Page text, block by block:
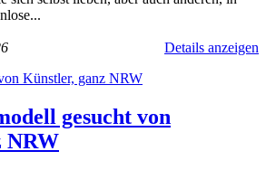
Details anzeigen
gesucht von
NRW